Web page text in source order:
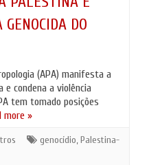
DO
(APA) manifesta a
e condena a violência
tem tomado posições
more »
genocídio,Palestina-